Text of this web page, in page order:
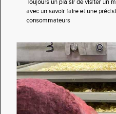
Toujours un plaisir de visiter un
avec un savoir faire et une
consommateurs